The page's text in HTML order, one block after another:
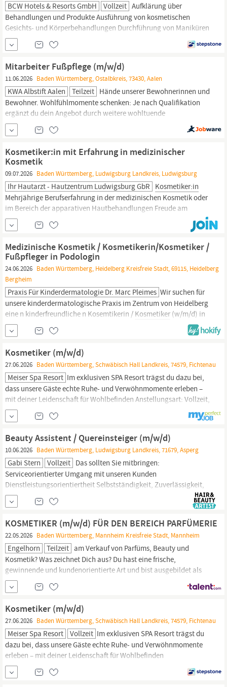
BCW Hotels & Resorts GmbH Vollzeit Aufklärung über
Behandlungen und Produkte Ausführung von kosmetischen
Gesichts- und Körperbehandlungen Durchführung von Maniküren
und Pediküren Verkauf von kosmetischen Produkten Freundliche
Betreuung der Kunden Abgeschlossene Ausbildung zur
Berufserfahrung von Vorteil Du besitzt gute
Deutschkenntnisse, Englischkenntnisse
Mitarbeiter Fußpflege (m/w/d)
11.06.2026 Baden Württemberg, Ostalbkreis, 73430, Aalen
KWA Albstift Aalen Teilzeit Hände unserer Bewohnerinnen und
Bewohner. Wohlfühlmomente schenken: Je nach Qualifikation
ergänzt du dein Angebot durch weitere wohltuende
Anwendungen wie Massagen oder Gesichtsbehandlungen. Das
bringst du mit! Fachliche Kompetenz: Du hast eine
Podologin/Podologe oder alsKosmetikerin/Kosmetiker-
idealerweise mit...
Kosmetiker:in mit Erfahrung in medizinischer
Kosmetik
09.07.2026 Baden Württemberg, Ludwigsburg Landkreis, Ludwigsburg
Ihr Hautarzt - Hautzentrum Ludwigsburg GbR Kosmetiker:in
Mehrjährige Berufserfahrung in der medizinischen Kosmetik oder
im Bereich der apparativen Hautbehandlungen Freude am
Umgang mit Patient:innen, serviceorientiertes und empathisches
Auftreten Eigenständiges, verantwortungsvolles Arbeiten,
Zuverlässigkeit und ausgeprägte Serviceorientierung machen Sie
zu einem idealen Teamplayer Benefits...
Medizinische Kosmetik / Kosmetikerin/Kosmetiker /
Fußpfleger in Podologin
24.06.2026 Baden Württemberg, Heidelberg Kreisfreie Stadt, 69115, Heidelberg
Bergheim
Praxis Für Kinderdermatologie Dr. Marc Pleimes Wir suchen für
unsere kinderdermatologische Praxis im Zentrum von Heidelberg
eine n kinderfreundliche n Kosemtikerin / Kosmetiker (w/m/d) in
Teilzeit an 1-2 Nachmittagen / Woche. Bei zusätzlicher
Tätigkeiten als Praxishelfer in auch ggf. mehr Stunden / Woche
Wir sind eine kinderdermatologische Spezialpraxis. Herr Dr.
Pleimes, Leitung der Praxis, ist...
Kosmetiker (m/w/d)
27.06.2026 Baden Württemberg, Schwäbisch Hall Landkreis, 74579, Fichtenau
Meiser Spa Resort Im exklusiven SPA Resort trägst du dazu bei,
dass unsere Gäste echte Ruhe- und Verwöhnmomente erleben –
mit deiner Leidenschaft für Wohlbefinden Anstellungsart: Vollzeit,
Teilzeit, Aushilfe 38-Stunden-Woche bis zu 1.000 € Bonus 5× in
Folge Kununu Top-Arbeitgeber Freie Kost & SPA-Nutzung bei
Meiser​ Dienstplan 2 Wochen im Voraus Teamrate in 100+
Luxushotels​...
Beauty Assistent / Quereinsteiger (m/w/d)
10.06.2026 Baden Württemberg, Ludwigsburg Landkreis, 71679, Asperg
Gabi Stern Vollzeit Das sollten Sie mitbringen:
Serviceorientierter Umgang mit unseren Kunden
Dienstleistungsorientiertheit Selbstständigkeit, Zuverlässigkeit,
Freude an Ihrer Tätigkeit Ruhiger, freundlicher Umgang mit
Stresssituationen Erfahrung als
(m/w/d) von Vorteil
Flexibilität, Wissensdurst und Offenheit Haben wir Ihr Interesse
geweckt?
KOSMETIKER (m/w/d) FÜR DEN BEREICH PARFÜMERIE
22.05.2026 Baden Württemberg, Mannheim Kreisfreie Stadt, Mannheim
Engelhorn Teilzeit am Verkauf von Parfüms, Beauty und
Kosmetik? Was zeichnet Dich aus? Du hast eine frische,
gewinnende und kundenorientierte Art und bist ausgebildet als
Kosmetiker
in? Du bist in unserer Marken-Welt zu Hause und liebst
neben der Kosmetik das gesamte Sortiment einer exklusiven
Parfümerie? Du hast magische Hände und bist die heimliche
Heldin der Schönheit?
Kosmetiker (m/w/d)
27.06.2026 Baden Württemberg, Schwäbisch Hall Landkreis, 74579, Fichtenau
Meiser Spa Resort Vollzeit Im exklusiven SPA Resort trägst du
dazu bei, dass unsere Gäste echte Ruhe- und Verwöhnmomente
erleben – mit deiner Leidenschaft für Wohlbefinden
Anstellungsart: Vollzeit, Teilzeit, Aushilfe 38-Stunden-Woche bis
zu 1.000 € Bonus 5× in Folge Kununu Top-Arbeitgeber Freie Kost &